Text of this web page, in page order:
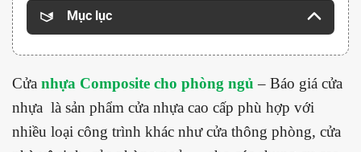
Mục lục
Cửa nhựa Composite cho phòng ngủ – Báo giá cửa
nhựa là sản phẩm cửa nhựa cao cấp phù hợp với
nhiều loại công trình khác như cửa thông phòng, cửa